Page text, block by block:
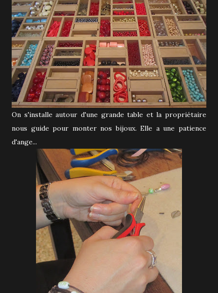
On s'installe autour d'une grande table et la propriétaire
nous guide pour monter nos bijoux. Elle a une patience
d'ange...